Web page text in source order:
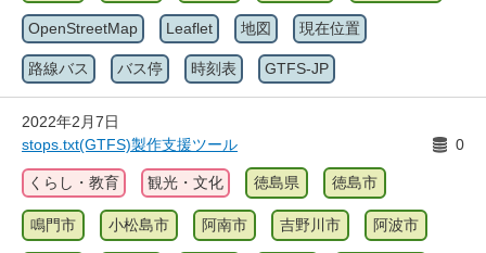
OpenStreetMap Leaflet 地図 現在位置
路線バス バス停 時刻表 GTFS-JP
2022年2月7日
stops.txt(GTFS)製作支援ツール
0
くらし・教育 観光・文化 徳島県 徳島市
鳴門市 小松島市 阿南市 吉野川市 阿波市